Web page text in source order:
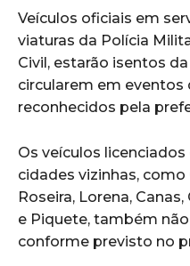
Veículos oficiais em
viaturas da Polícia
Civil, estarão isentos
circularem em eventos
reconhecidos pela
Os veículos
cidades vizinhas,
Roseira, Lorena,
e Piquete, também
conforme previsto no